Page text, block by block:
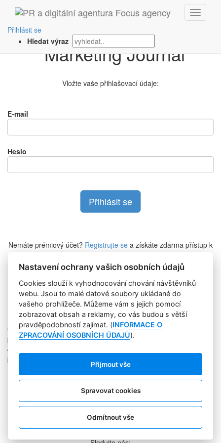
Přihlásit se
Hledat výrazPřihlášení na
Vložte vaše přihlašovací údaje:
E-mail
Heslo
Nemáte prémiový účet? Registrujte se a získáte zdarma přístup k
Zapomněli jste heslo?
Copyright © 2004-2020 Focus Agency, s.r.o. Plné znění licenčních
podmínek. ISSN 1803-957X
Jakékoliv publikování, přebírání nebo šíření obsahu je bez
písemného souhlasu Focus Agency, s.r.o. zakázáno.
RSS 1
Štítky
Zpracování osobních údajů
Kontakt
PR AGENTURA
COOKIES
Nastavení ochrany vašich osobních údajů
Cookies slouží k vyhodnocování chování návštěvníků
webu. Jsou to malé datové soubory ukládané do
vašeho prohlížeče. Můžeme vám s jejich pomocí
zobrazovat obsah a reklamy, co vás budou s větší
pravděpodobností zajímat. (INFORMACE O
ZPRACOVÁNÍ OSOBNÍCH ÚDAJŮ).
Přijmout vše
Spravovat cookies
Odmítnout vše